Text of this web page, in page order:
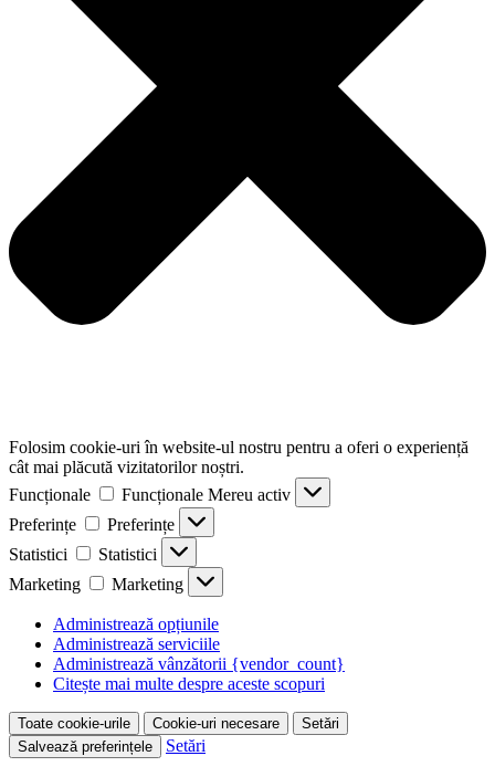
Folosim cookie-uri în website-ul nostru pentru a oferi o experiență
cât mai plăcută vizitatorilor noștri.
Funcționale
Funcționale Mereu activ
Preferințe
Preferințe
Statistici
Statistici
Marketing
Marketing
Administrează opțiunile
Administrează serviciile
Administrează vânzătorii {vendor_count}
Citește mai multe despre aceste scopuri
Toate cookie-urile Cookie-uri necesare
Setări
Salvează preferințele
Setări